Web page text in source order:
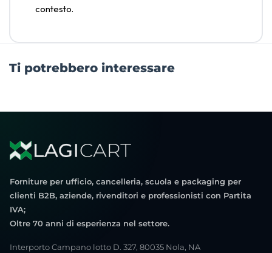
contesto.
Ti potrebbero interessare
Forniture per ufficio, cancelleria, scuola e packaging per
clienti B2B, aziende, rivenditori e professionisti con Partita
IVA;
Oltre 70 anni di esperienza nel settore.
Interporto Campano lotto D. 327, 80035 Nola, NA